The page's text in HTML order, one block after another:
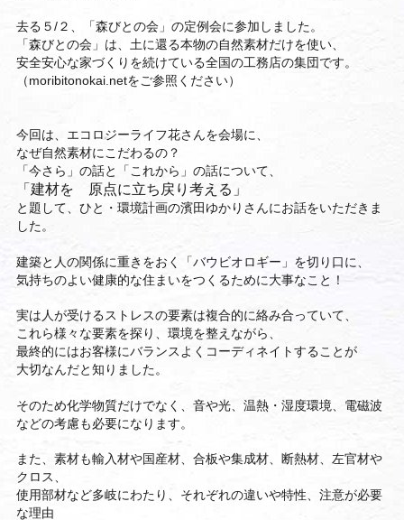
去る５/２、「森びとの会」の定例会に参加しました。
「森びとの会」は、土に還る本物の自然素材だけを使い、
安全安心な家づくりを続けている全国の工務店の集団です。
（moribitonokai.netをご参照ください）
今回は、エコロジーライフ花さんを会場に、
なぜ自然素材にこだわるの？
「今さら」の話と「これから」の話について、
「建材を 原点に立ち戻り考える」
と題して、ひと・環境計画の濱田ゆかりさんにお話をいただきま
した。
建築と人の関係に重きをおく「バウビオロギー」を切り口に、
気持ちのよい健康的な住まいをつくるために大事なこと！
実は人が受けるストレスの要素は複合的に絡み合っていて、
これら様々な要素を探り、環境を整えながら、
最終的にはお客様にバランスよくコーディネイトすることが
大切なんだと知りました。
そのため化学物質だけでなく、音や光、温熱・湿度環境、電磁波
などの考慮も必要になります。
また、素材も輸入材や国産材、合板や集成材、断熱材、左官材や
クロス、
使用部材など多岐にわたり、それぞれの違いや特性、注意が必要
な理由